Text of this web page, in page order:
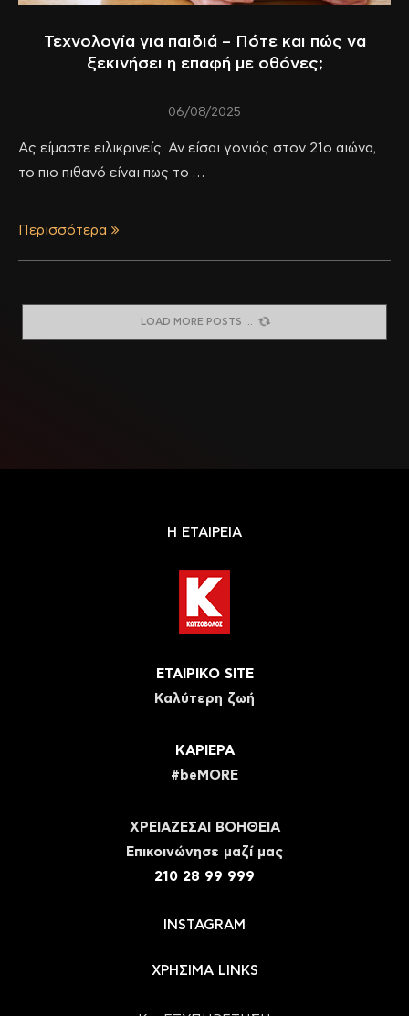
Τεχνολογία για παιδιά – Πότε και πώς να
ξεκινήσει η επαφή με οθόνες;
06/08/2025
Ας είμαστε ειλικρινείς. Αν είσαι γονιός στον 21ο αιώνα,
το πιο πιθανό είναι πως το …
Περισσότερα
LOAD MORE POSTS
Η ΕΤΑΙΡΕΙΑ
ΕΤΑΙΡΙΚΟ SITE
Καλύτερη ζωή
ΚΑΡΙΕΡΑ
#beMORE
ΧΡΕΙΑΖΕΣΑΙ ΒΟΗΘΕΙΑ
Eπικοινώνησε μαζί μας
210 28 99 999
INSTAGRAM
ΧΡΗΣΙΜΑ LINKS